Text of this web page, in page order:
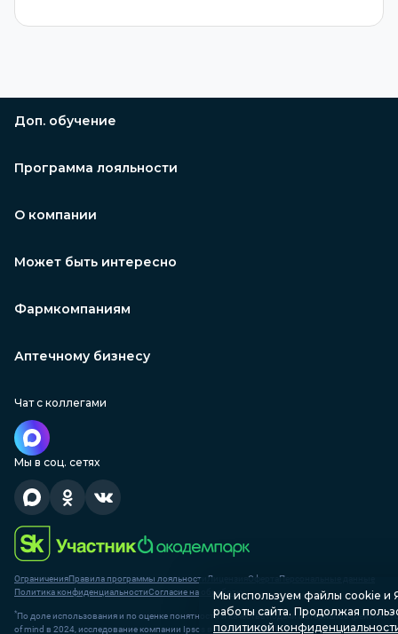
Доп. обучение
Программа лояльности
О компании
Может быть интересно
Фармкомпаниям
Аптечному бизнесу
Чат с коллегами
Мы в соц. сетях
ОграниченияПравила программы лояльности Лицензия Оферта Персональные данные
Политика конфиденциальностиСогласие на обработку
*По доле использования и по оценке понятности и качества подачи материалов (рейтинг
of mind в 2024, исследование компании Ipsos в России в 2023)
Мы используем файлы соokіе и
работы сайта. Продолжая
политикой